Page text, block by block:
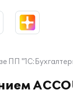
ПП